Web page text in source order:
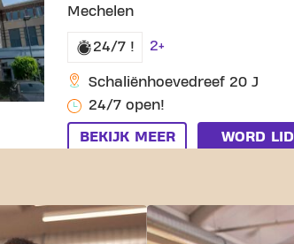
Mechelen
24/7 ! 2+
Schaliënhoevedreef 20 J
24/7 open!
BEKIJK MEER WORD LID